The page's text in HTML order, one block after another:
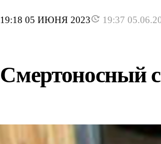
19:18 05 ИЮНЯ 2023 19:37
Смертоносный